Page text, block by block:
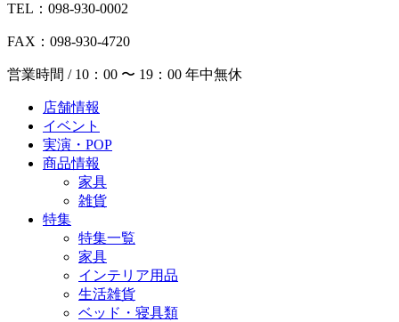
TEL：098-930-0002
FAX：098-930-4720
営業時間 / 10：00 〜 19：00 年中無休
店舗情報
イベント
実演・POP
商品情報
家具
雑貨
特集
特集一覧
家具
インテリア用品
生活雑貨
ベッド・寝具類